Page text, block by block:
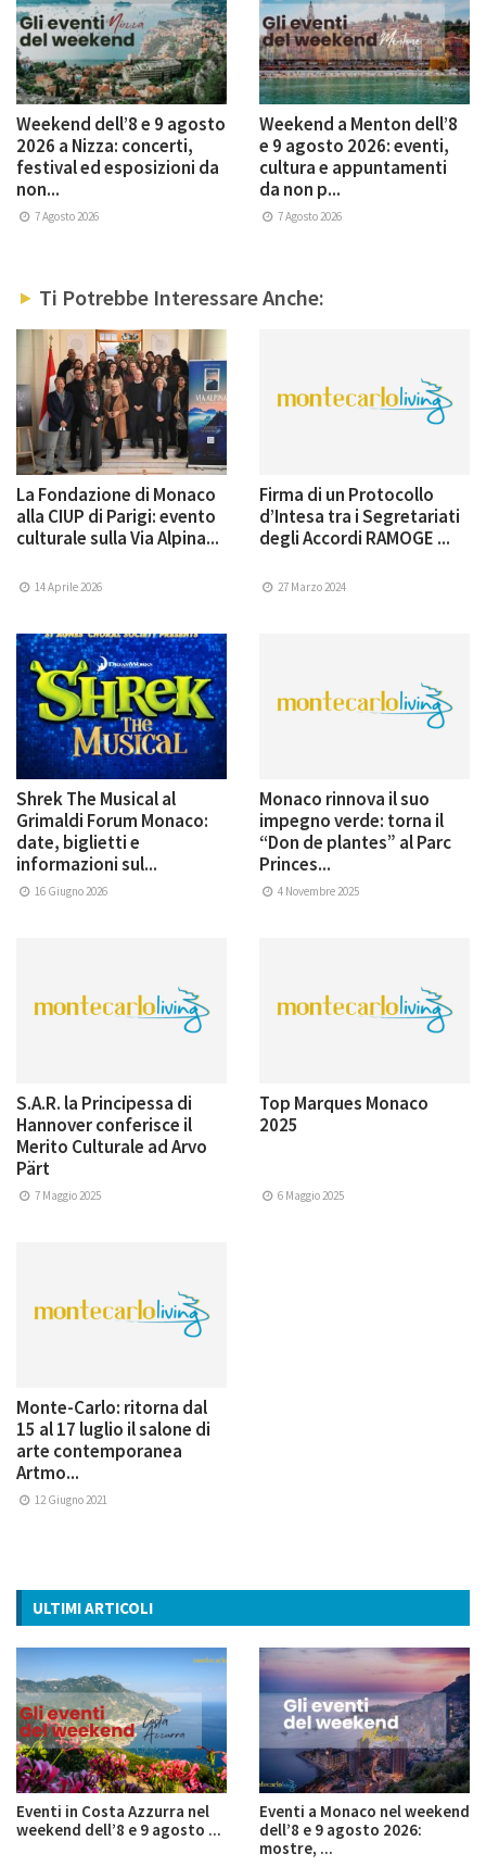
Weekend dell’8 e 9 agosto
2026 a Nizza: concerti,
festival ed esposizioni da
non...
7 Agosto 2026
Weekend a Menton dell’8
e 9 agosto 2026: eventi,
cultura e appuntamenti
da non p...
7 Agosto 2026
Ti Potrebbe Interessare Anche:
La Fondazione di Monaco
alla CIUP di Parigi: evento
culturale sulla Via Alpina...
14 Aprile 2026
Firma di un Protocollo
d’Intesa tra i Segretariati
degli Accordi RAMOGE ...
27 Marzo 2024
Shrek The Musical al
Grimaldi Forum Monaco:
date, biglietti e
informazioni sul...
16 Giugno 2026
Monaco rinnova il suo
impegno verde: torna il
“Don de plantes” al Parc
Princes...
4 Novembre 2025
S.A.R. la Principessa di
Hannover conferisce il
Merito Culturale ad Arvo
Pärt
7 Maggio 2025
Top Marques Monaco
2025
6 Maggio 2025
Monte-Carlo: ritorna dal
15 al 17 luglio il salone di
arte contemporanea
Artmo...
12 Giugno 2021
ULTIMI ARTICOLI
Eventi in Costa Azzurra nel
weekend dell’8 e 9 agosto ...
Eventi a Monaco nel weekend
dell’8 e 9 agosto 2026:
mostre, ...